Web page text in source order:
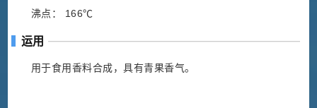
沸点： 166℃
运用
用于食用香料合成，具有青果香气。